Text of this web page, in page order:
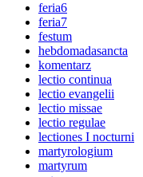
feria6
feria7
festum
hebdomadasancta
komentarz
lectio continua
lectio evangelii
lectio missae
lectio regulae
lectiones I nocturni
martyrologium
martyrum